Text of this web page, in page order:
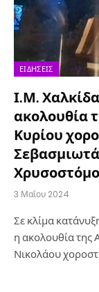
ΕΙΔΉΣΕΙΣ
Ι.Μ.
ακολουθία
Κυρίου
3 Μαΐου 2024
Σε κλίμα
η ακολουθία της
Νικολάου